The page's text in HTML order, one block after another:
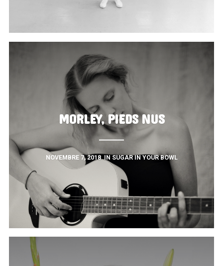
MORLEY, PIEDS NUS
NOVEMBRE 7, 2018 IN SUGAR IN YOUR BOWL